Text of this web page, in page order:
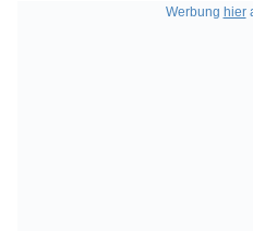
Werbung hier